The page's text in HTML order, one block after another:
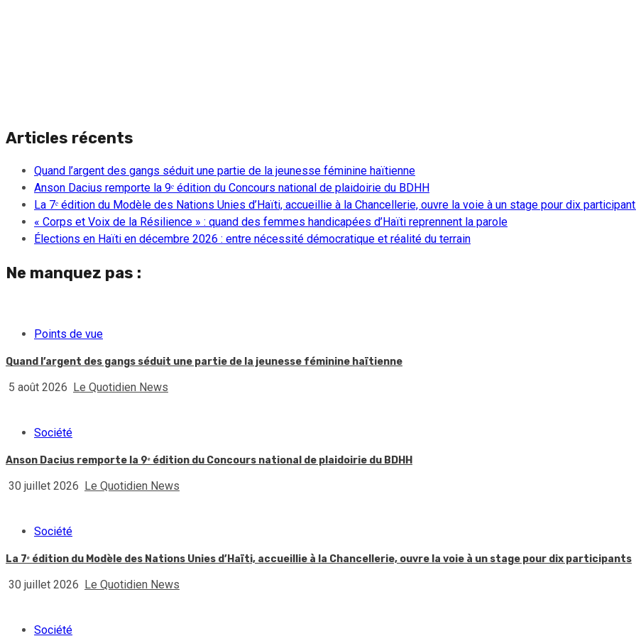
Articles récents
Quand l’argent des gangs séduit une partie de la jeunesse féminine haïtienne
Anson Dacius remporte la 9ᵉ édition du Concours national de plaidoirie du BDHH
La 7ᵉ édition du Modèle des Nations Unies d’Haïti, accueillie à la Chancellerie, ouvre la voie à un stage pour dix
« Corps et Voix de la Résilience » : quand des femmes handicapées d’Haïti reprennent la parole
Élections en Haïti en décembre 2026 : entre nécessité démocratique et réalité du terrain
Ne manquez pas :
Points de vue
Quand l’argent des gangs séduit une partie de la jeunesse féminine haïtienne
5 août 2026 Le Quotidien News
Société
Anson Dacius remporte la 9ᵉ édition du Concours national de plaidoirie du BDHH
30 juillet 2026 Le Quotidien News
Société
La 7ᵉ édition du Modèle des Nations Unies d’Haïti, accueillie à la Chancellerie, ouvre la voie à un stage pour dix participants
30 juillet 2026 Le Quotidien News
Société